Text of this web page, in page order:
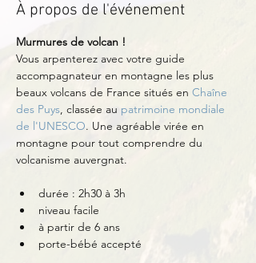
À propos de l'événement
Murmures de volcan !
Vous arpenterez avec votre guide
accompagnateur en montagne les plus
beaux volcans de France situés en Chaîne
des Puys, classée au patrimoine mondiale
de l'UNESCO. Une agréable virée en
montagne pour tout comprendre du
volcanisme auvergnat.
durée : 2h30 à 3h
niveau facile
à partir de 6 ans
porte-bébé accepté